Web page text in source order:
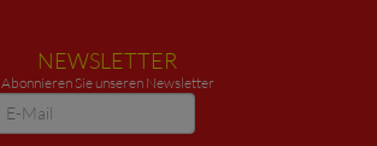
NEWSLETTER
Abonnieren Sie unseren Newsletter
Newsletter